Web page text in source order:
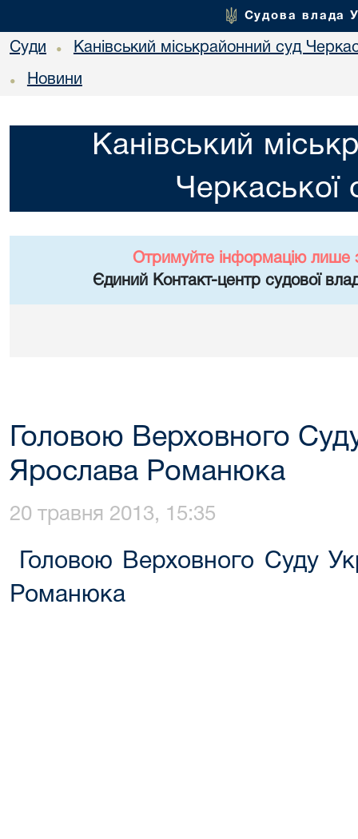
Судова влада
Суди • Канівський міськрайонний суд
• Новини
Канівський
Черкаської
Отримуйте інформацію лише
Єдиний Контакт-центр судової
Головою Верховного
Ярослава Романюка
20 травня 2013, 15:35
Головою Верховного Суду
Романюка